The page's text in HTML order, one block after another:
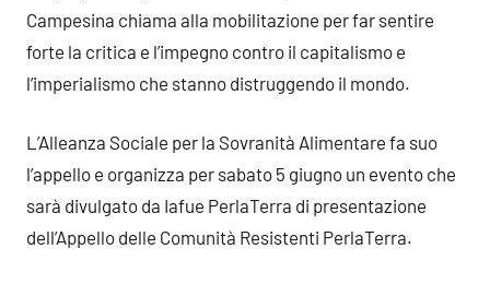
Campesina chiama alla mobilitazione per far sentire
forte la critica e l’impegno contro il capitalismo e
l’imperialismo che stanno distruggendo il mondo.
L’Alleanza Sociale per la Sovranità Alimentare fa suo
l’appello e organizza per sabato 5 giugno un evento che
sarà divulgato da Iafue PerlaTerra di presentazione
dell’Appello delle Comunità Resistenti PerlaTerra.